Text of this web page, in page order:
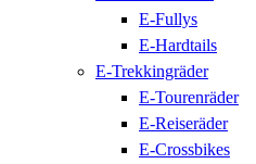
E-Fullys
E-Hardtails
E-Trekkingräder
E-Tourenräder
E-Reiseräder
E-Crossbikes